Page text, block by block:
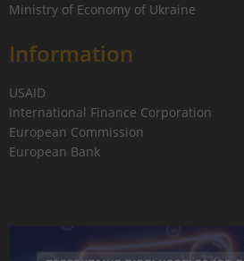
Ministry of Economy of Ukraine
Information
USAID
International Finance Corporation
European Commission
European Bank